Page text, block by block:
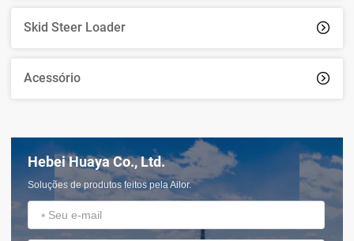
Skid Steer Loader 
Acessório 
Hebei Huaya Co., Ltd.
Soluções de produtos feitos pela Ailor.
*